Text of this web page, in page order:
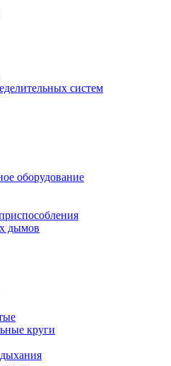
систем
оборудование
дымов
круги